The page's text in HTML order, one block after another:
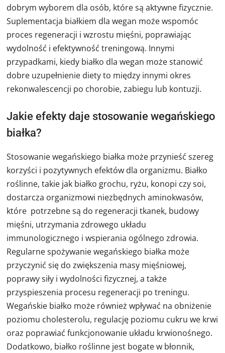
dobrym wyborem dla osób, które są aktywne fizycznie.
Suplementacja białkiem dla wegan może wspomóc
proces regeneracji i wzrostu mięśni, poprawiając
wydolność i efektywność treningową. Innymi
przypadkami, kiedy białko dla wegan może stanowić
dobre uzupełnienie diety to między innymi okres
rekonwalescencji po chorobie, zabiegu lub kontuzji.
Jakie efekty daje stosowanie wegańskiego
białka?
Stosowanie wegańskiego białka może przynieść szereg
korzyści i pozytywnych efektów dla organizmu. Białko
roślinne, takie jak białko grochu, ryżu, konopi czy soi,
dostarcza organizmowi niezbędnych aminokwasów,
które potrzebne są do regeneracji tkanek, budowy
mięśni, utrzymania zdrowego układu
immunologicznego i wspierania ogólnego zdrowia.
Regularne spożywanie wegańskiego białka może
przyczynić się do zwiększenia masy mięśniowej,
poprawy siły i wydolności fizycznej, a także
przyspieszenia procesu regeneracji po treningu.
Wegańskie białko może również wpływać na obniżenie
poziomu cholesterolu, regulację poziomu cukru we krwi
oraz poprawiać funkcjonowanie układu krwionośnego.
Dodatkowo, białko roślinne jest bogate w błonnik,